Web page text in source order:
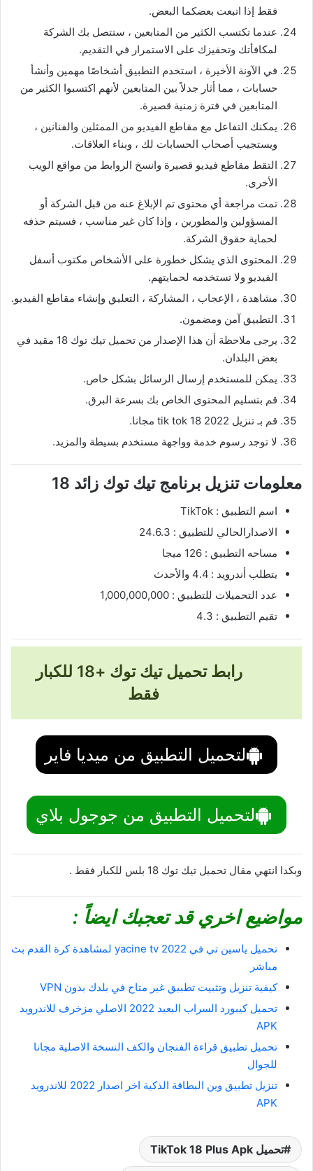
فقط إذا اتبعت بعضكما البعض.
عندما تكتسب الكثير من المتابعين ، ستتصل بك الشركة
لمكافأتك وتحفيزك على الاستمرار في التقديم.
في الآونة الأخيرة ، استخدم التطبيق أشخاصًا مهمين وأنشأ
حسابات ، مما أثار جدلاً بين المتابعين لأنهم اكتسبوا الكثير من
المتابعين في فترة زمنية قصيرة.
يمكنك التفاعل مع مقاطع الفيديو من الممثلين والفنانين ،
ويستجيب أصحاب الحسابات لك ، وبناء العلاقات.
التقط مقاطع فيديو قصيرة وانسخ الروابط من مواقع الويب
الأخرى.
تمت مراجعة أي محتوى تم الإبلاغ عنه من قبل الشركة أو
المسؤولين والمطورين ، وإذا كان غير مناسب ، فسيتم حذفه
لحماية حقوق الشركة.
المحتوى الذي يشكل خطورة على الأشخاص مكتوب أسفل
الفيديو ولا تستخدمه لحمايتهم.
مشاهدة ، الإعجاب ، المشاركة ، التعليق وإنشاء مقاطع الفيديو.
التطبيق آمن ومضمون.
يرجى ملاحظة أن هذا الإصدار من تحميل تيك توك 18 مقيد في
بعض البلدان.
يمكن للمستخدم إرسال الرسائل بشكل خاص.
قم بتسليم المحتوى الخاص بك بسرعة البرق.
قم بـ تنزيل tik tok 18 2022 مجانا.
لا توجد رسوم خدمة وواجهة مستخدم بسيطة والمزيد.
معلومات تنزيل برنامج تيك توك زائد 18
اسم التطبيق : TikTok
الاصدارالحالي للتطبيق : 24.6.3
مساحه التطبيق : 126 ميجا
يتطلب أندرويد : 4.4 والأحدث
عدد التحميلات للتطبيق : 1,000,000,000
تقيم التطبيق : 4.3
رابط تحميل تيك توك +18 للكبار
فقط
لتحميل التطبيق من ميديا فاير
لتحميل التطبيق من جوجول بلاي
وبكدا انتهي مقال تحميل تيك توك 18 بلس للكبار فقط .
مواضيع اخري قد تعجبك ايضاً :
تحميل ياسين تي في 2022 yacine tv لمشاهدة كرة القدم بث
مباشر
كيفية تنزيل وتثبيت تطبيق غير متاح في بلدك بدون VPN
تحميل كيبورد السراب البعيد 2022 الاصلي مزخرف للاندرويد
APK
تحميل تطبيق قراءة الفنجان والكف النسخة الاصلية مجانا
للجوال
تنزيل تطبيق وين البطاقة الذكية اخر اصدار 2022 للاندرويد
APK
تحميل TikTok 18 Plus Apk